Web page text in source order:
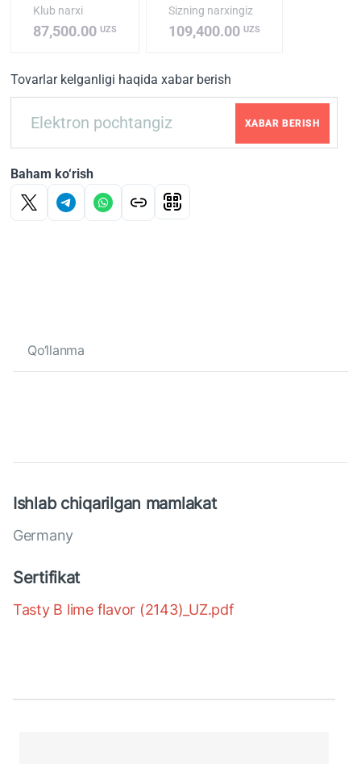
Klub narxi
87,500.00 UZS
Sizning narxingiz
109,400.00UZS
Tovarlar kelganligi haqida xabar berish
XABAR BERISH
Baham ko‘rish
Qo‘llanma
Ishlab chiqarilgan mamlakat
Germany
Sertifikat
Tasty B lime flavor (2143)_UZ.pdf